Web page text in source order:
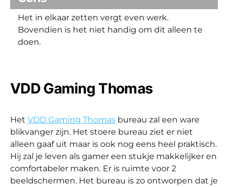
Het in elkaar zetten vergt even werk.
Bovendien is het niet handig om dit alleen te
doen.
VDD Gaming Thomas
Het VDD Gaming Thomas bureau zal een ware
blikvanger zijn. Het stoere bureau ziet er niet
alleen gaaf uit maar is ook nog eens heel praktisch.
Hij zal je leven als gamer een stukje makkelijker en
comfortabeler maken. Er is ruimte voor 2
beeldschermen. Het bureau is zo ontworpen dat je